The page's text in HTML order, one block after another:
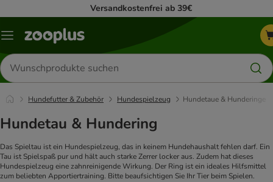
Versandkostenfrei ab 39€
Menü
Produkte
suchen
Hundefutter & Zubehör Hundespielzeug Hundetaue & Hunderinge
Hundetau & Hundering
Das Spieltau ist ein Hundespielzeug, das in keinem Hundehaushalt fehlen darf. Ein
Tau ist Spielspaß pur und hält auch starke Zerrer locker aus. Zudem hat dieses
Hundespielzeug eine zahnreinigende Wirkung. Der Ring ist ein ideales Hilfsmittel
zum beliebten Apportiertraining. Bitte beaufsichtigen Sie Ihr Tier beim Spielen.